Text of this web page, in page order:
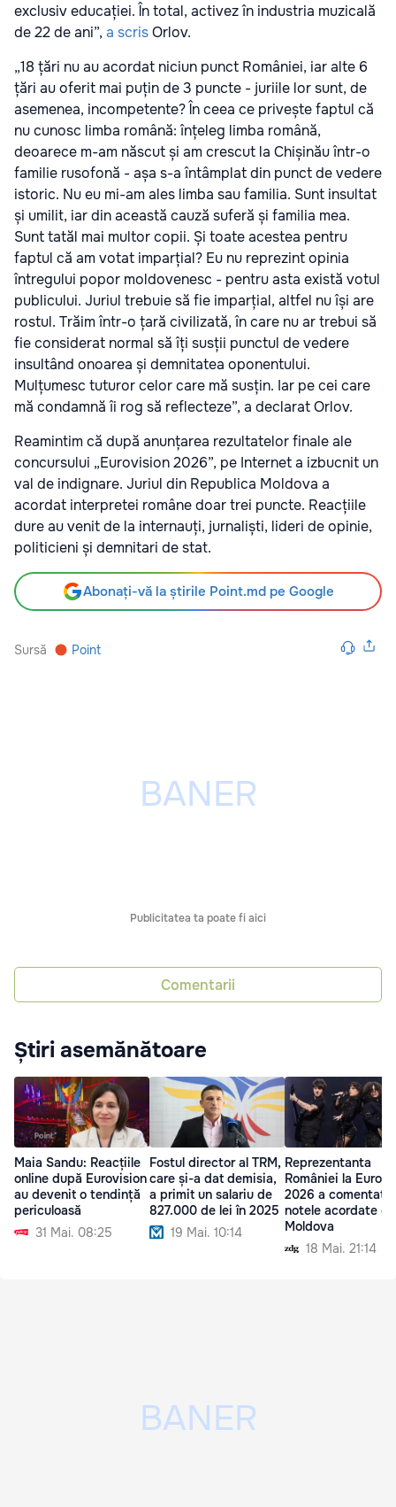
exclusiv educației. În total, activez în industria muzicală
de 22 de ani”, a scrisOrlov.
„18 țări nu au acordat niciun punct României, iar alte 6
țări au oferit mai puțin de 3 puncte - juriile lor sunt, de
asemenea, incompetente? În ceea ce privește faptul că
nu cunosc limba română: înțeleg limba română,
deoarece m-am născut și am crescut la Chișinău într-o
familie rusofonă - așa s-a întâmplat din punct de vedere
istoric. Nu eu mi-am ales limba sau familia. Sunt insultat
și umilit, iar din această cauză suferă și familia mea.
Sunt tatăl mai multor copii. Și toate acestea pentru
faptul că am votat imparțial? Eu nu reprezint opinia
întregului popor moldovenesc - pentru asta există votul
publicului. Juriul trebuie să fie imparțial, altfel nu își are
rostul. Trăim într-o țară civilizată, în care nu ar trebui să
fie considerat normal să îți susții punctul de vedere
insultând onoarea și demnitatea oponentului.
Mulțumesc tuturor celor care mă susțin. Iar pe cei care
mă condamnă îi rog să reflecteze”, a declarat Orlov.
Reamintim că după anunțarea rezultatelor finale ale
concursului „Eurovision 2026”, pe Internet a izbucnit un
val de indignare. Juriul din Republica Moldova a
acordat interpretei române doar trei puncte. Reacțiile
dure au venit de la internauți, jurnaliști, lideri de opinie,
politicieni și demnitari de stat.
Abonați-vă la știrile Point.md pe Google
Sursă Point
Publicitatea ta poate fi aici
Comentarii
Știri asemănătoare
Maia Sandu: Reacțiile
online după Eurovision
au devenit o tendință
periculoasă
31 Mai. 08:25
Fostul director al TRM,
care și-a dat demisia,
a primit un salariu de
827.000 de lei în 2025
19 Mai. 10:14
Reprezentanta
României la
2026 a comentat
notele acordate de
Moldova
18 Mai. 21:14